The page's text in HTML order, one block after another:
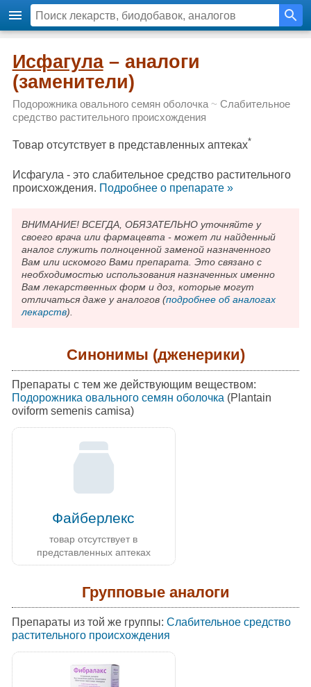
Исфагула– аналоги
(заменители)
Подорожника овального семян оболочка~ Слабительное
средство растительного происхождения
Товар отсутствует в представленных аптеках*
Исфагула - это слабительное средство растительного
происхождения. Подробнee о препарате »
ВНИМАНИЕ! ВСЕГДА, ОБЯЗАТЕЛЬНО уточняйте у
своего врача или фармацевта - может ли найденный
аналог служить полноценной заменой назначенного
Вам или искомого Вами препарата. Это связано с
необходимостью использования назначенных именно
Вам лекарственных форм и доз, которые могут
отличаться даже у аналогов (подробнее об аналогах
лекарств).
Синонимы (дженерики)
Препараты с тем же действующим веществом:
Подорожника овального семян оболочка(Plantain
oviform semenis camisa)
Файберлекс
товар отсутствует в
представленных аптеках
Групповые аналоги
Препараты из той же группы: Слабительное средство
растительного происхождения